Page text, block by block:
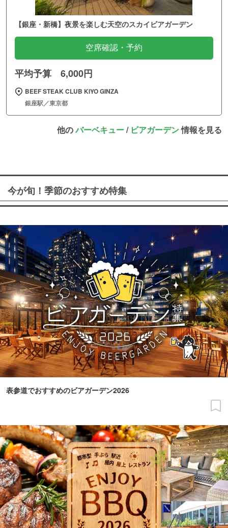
【銀座・新橋】夜景を楽しむ天空のスカイビアガーデン
空席確認・予約
平均予算 6,000円
BEEF STEAK CLUB KIYO GINZA
銀座駅／東京都
他のバーベキュー/ ビアガーデン情報を見る
今が旬！季節のおすすめ特集
表参道でおすすめのビアガーデン2026